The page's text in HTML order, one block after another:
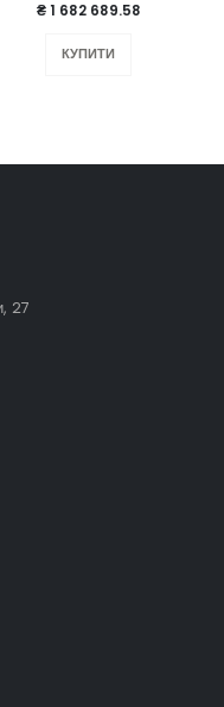
₴ 1 682 689.58
КУПИТИ
27